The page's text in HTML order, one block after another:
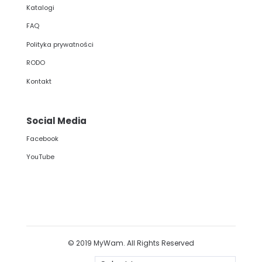
Katalogi
FAQ
Polityka prywatności
RODO
Kontakt
Social Media
Facebook
YouTube
© 2019 MyWam. All Rights Reserved